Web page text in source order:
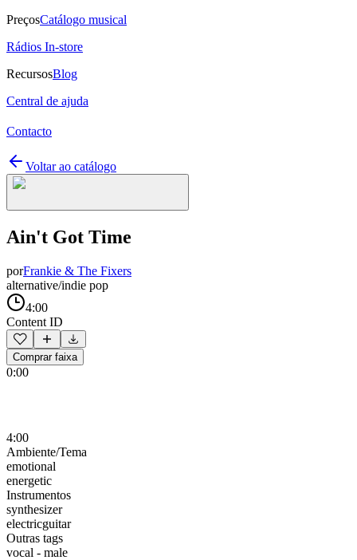
PreçosCatálogo musical
Rádios In-store
RecursosBlog
Central de ajuda
Contacto
Voltar ao catálogo
Ain't Got Time
porFrankie & The Fixers
alternative/indie pop
4:00
Content ID
Comprar faixa
0:00
4:00
Ambiente/Tema
emotional
energetic
Instrumentos
synthesizer
electricguitar
Outras tags
vocal - male